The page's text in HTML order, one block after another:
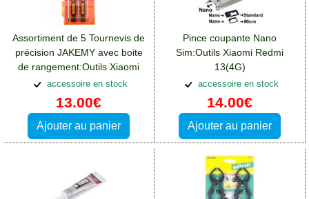
Assortiment de 5 Tournevis de
précision JAKEMY avec boite
de rangement:Outils Xiaomi
Redmi 13(4G)
accessoire en stock
13.00€
Ajouter au panier
Pince coupante Nano
Sim:Outils Xiaomi Redmi
13(4G)
accessoire en stock
14.00€
Ajouter au panier